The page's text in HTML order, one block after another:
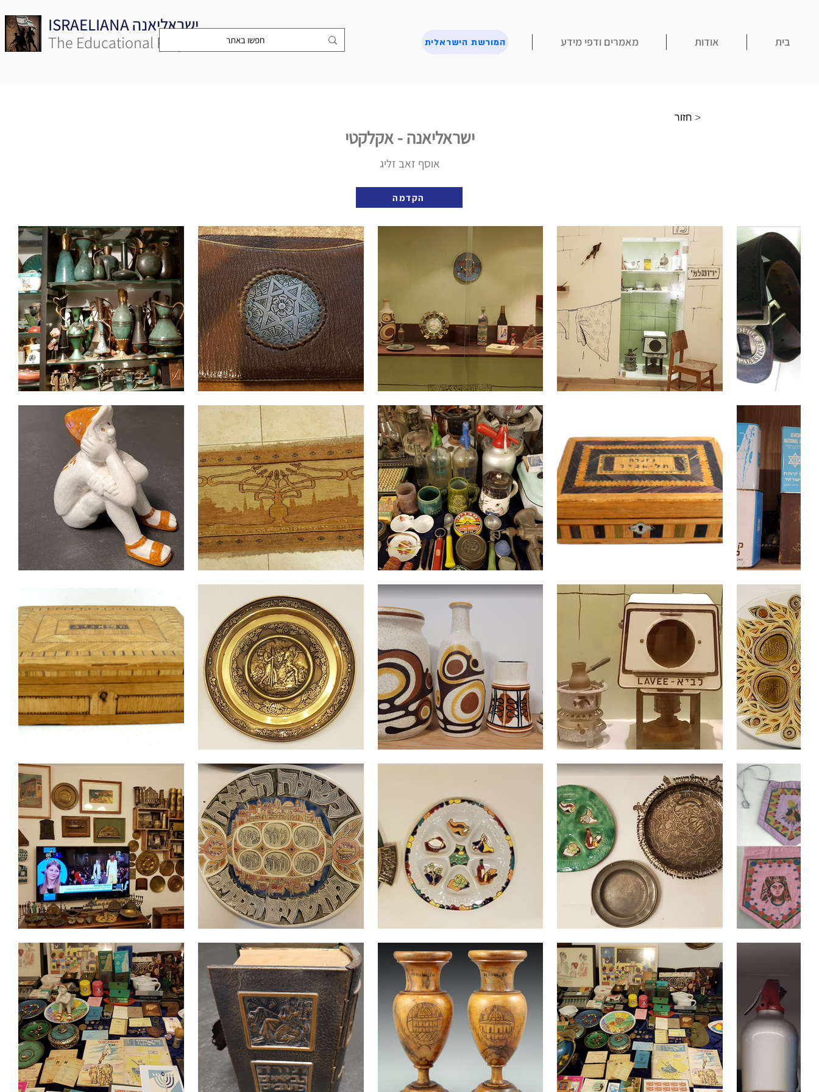
ISRAELIANA ישראליאנה
The Educational Project המורשת הישראלית בית אודות מאמרים ודפי מידע
ישראליאנה - אקלקטי
אוסף זאב זליג
הקדמה
חזור >